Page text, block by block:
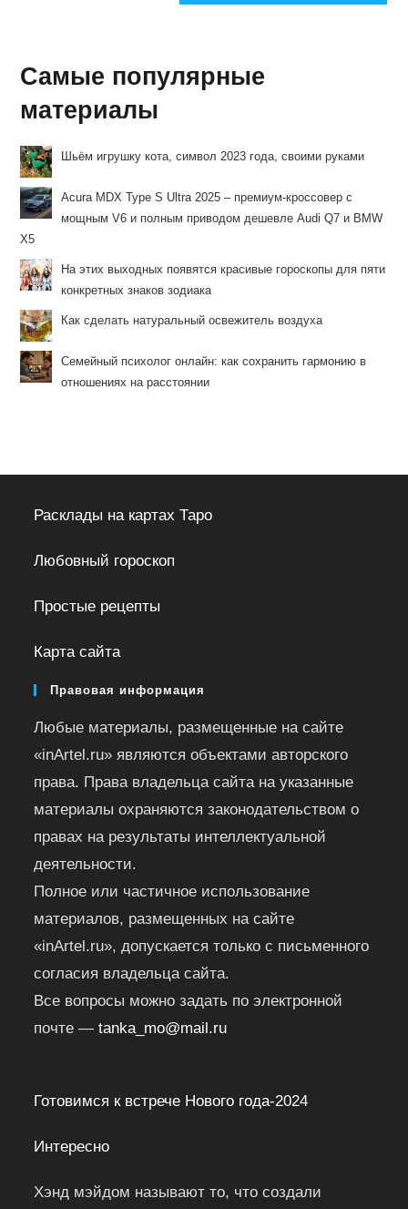
Самые популярные
материалы
Шьём игрушку кота, символ 2023 года, своими руками
Acura MDX Type S Ultra 2025 – премиум-кроссовер с
мощным V6 и полным приводом дешевле Audi Q7 и BMW
X5
На этих выходных появятся красивые гороскопы для пяти
конкретных знаков зодиака
Как сделать натуральный освежитель воздуха
Семейный психолог онлайн: как сохранить гармонию в
отношениях на расстоянии
Расклады на картах Таро
Любовный гороскоп
Простые рецепты
Карта сайта
Правовая информация
Любые материалы, размещенные на сайте
«inArtel.ru» являются объектами авторского
права. Права владельца сайта на указанные
материалы охраняются законодательством о
правах на результаты интеллектуальной
деятельности.
Полное или частичное использование
материалов, размещенных на сайте
«inArtel.ru», допускается только с письменного
согласия владельца сайта.
Все вопросы можно задать по электронной
почте —tanka_mo@mail.ru
Готовимся к встрече Нового года-2024
Интересно
Хэнд мэйдом называют то, что создали